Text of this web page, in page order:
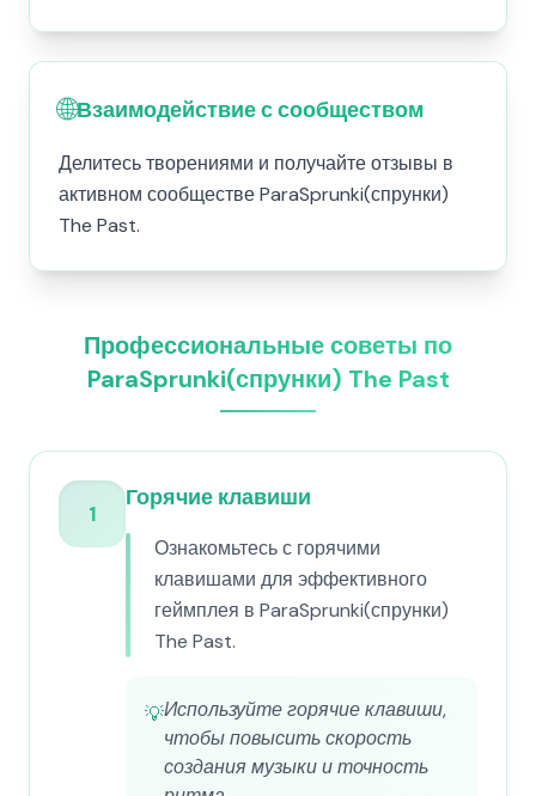
🌐Взаимодействие с сообществом
Делитесь творениями и получайте отзывы в
активном сообществе ParaSprunki(спрунки)
The Past.
Профессиональные советы по
ParaSprunki(спрунки) The Past
1
Горячие клавиши
Ознакомьтесь с горячими
клавишами для эффективного
геймплея в ParaSprunki(спрунки)
The Past.
💡Используйте горячие клавиши,
чтобы повысить скорость
создания музыки и точность